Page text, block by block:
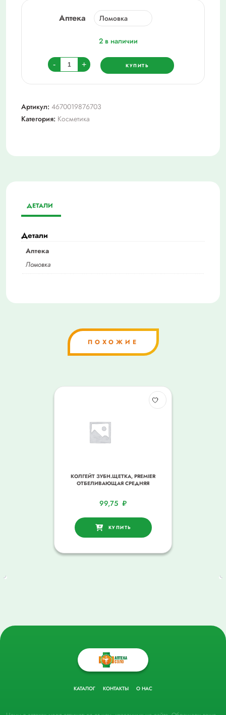
Аптека
2 в наличии
-
Количество
товара
Бумага
pero_тб
rose
(16,3м)
цв.
+ КУПИТЬ
Артикул: 4670019876703
Категория: Косметика
ДЕТАЛИ
Детали
Аптека
Ломовка
ПОХОЖИЕ
КОЛГЕЙТ ЗУБН.ЩЕТКА, PREMIER
ОТБЕЛИВАЮЩАЯ СРЕДНЯЯ
99,75 ₽
КУПИТЬ
КАТАЛОГ КОНТАКТЫ О НАС